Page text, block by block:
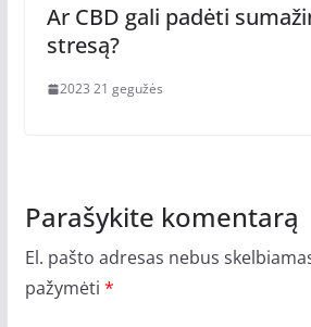
Ar CBD gali padėti
stresą?
2023 21 gegužės
Parašykite komentarą
El. pašto adresas nebus
pažymėti *